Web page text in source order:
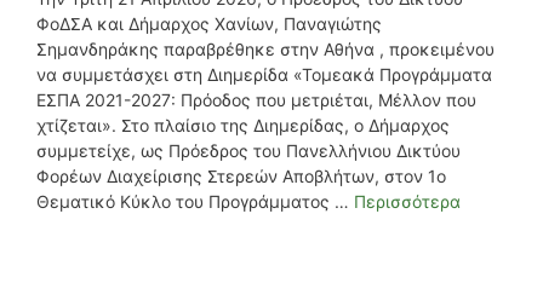
ΦοΔΣΑ και Δήμαρχος Χανίων, Παναγιώτης
Σημανδηράκης παραβρέθηκε στην Αθήνα , προκειμένου
να συμμετάσχει στη Διημερίδα «Τομεακά Προγράμματα
ΕΣΠΑ 2021-2027: Πρόοδος που μετριέται, Μέλλον που
χτίζεται». Στο πλαίσιο της Διημερίδας, ο Δήμαρχος
συμμετείχε, ως Πρόεδρος του Πανελλήνιου Δικτύου
Φορέων Διαχείρισης Στερεών Αποβλήτων, στον 1ο
Θεματικό Κύκλο του Προγράμματος … Περισσότερα